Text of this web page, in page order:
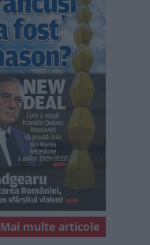
Mai multe articole